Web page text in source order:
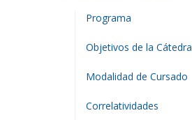
Programa
Objetivos de la Cátedra
Modalidad de Cursado
Correlatividades